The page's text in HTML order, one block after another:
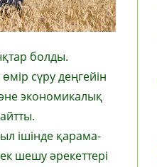
болды.
сүру деңгейін
экономикалық
ішінде қарама-
шешу әрекеттері